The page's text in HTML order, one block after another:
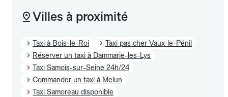
Villes à proximité
Taxi à Bois-le-Roi
Taxi pas cher Vaux-le-Pénil
Réserver un taxi à Dammarie-les-Lys
Taxi Samois-sur-Seine 24h/24
Commander un taxi à Melun
Taxi Samoreau disponible